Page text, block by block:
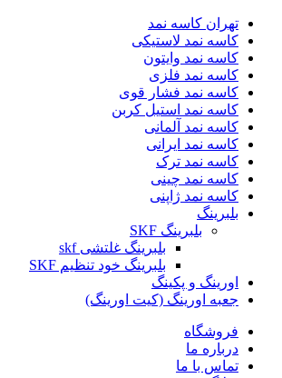
تهران کاسه نمد
کاسه نمد لاستیکی
کاسه نمد وایتون
کاسه نمد فلزی
کاسه نمد فشار قوی
کاسه نمد استیل کربن
کاسه نمد آلمانی
کاسه نمد ایرانی
کاسه نمد ترک
کاسه نمد چینی
کاسه نمد ژاپنی
بلبرینگ
بلبرینگ SKF
بلبرینگ غلتشی skf
بلبرینگ خود تنظیم SKF
اورینگ و پکینگ
جعبه اورینگ (کیت اورینگ)
فروشگاه
درباره ما
تماس با ما